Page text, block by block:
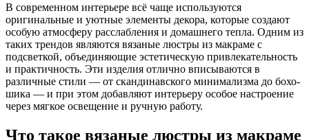
В современном интерьере всё чаще используются
оригинальные и уютные элементы декора, которые создают
особую атмосферу расслабления и домашнего тепла. Одним из
таких трендов являются вязаные люстры из макраме с
подсветкой, объединяющие эстетическую привлекательность
и практичность. Эти изделия отлично вписываются в
различные стили — от скандинавского минимализма до бохо-
шика — и при этом добавляют интерьеру особое настроение
через мягкое освещение и ручную работу.
Что такое вязаные люстры из макраме